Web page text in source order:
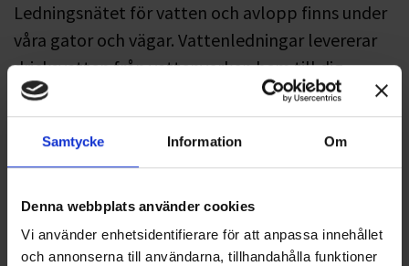
Samtycke Information Om
Denna webbplats använder cookies
Vi använder enhetsidentifierare för att anpassa innehållet
och annonserna till användarna, tillhandahålla funktioner
Ledningsnätet för vatten och avlopp finns under
våra gator och vägar. Vattenledningar levererar
dricksvatten från vattenverken hem till dig.
Spillvattenledningar transporterar
avloppsvatten till våra reningsverk.
Dagvattenledningar leder regn-, smält- och
närmsta vattendrag, sjö eller hav.
Ledningsnätet finns under marken och består av